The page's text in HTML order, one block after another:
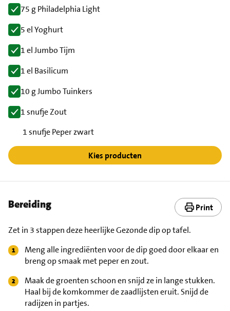
75 g Philadelphia Light
5 el Yoghurt
1 el Jumbo Tijm
1 el Basilicum
10 g Jumbo Tuinkers
1 snufje Zout
1 snufje Peper zwart
Kies producten
Bereiding Print
Zet in 3 stappen deze heerlijke Gezonde dip op tafel.
Meng alle ingrediënten voor de dip goed door elkaar en
breng op smaak met peper en zout.
Maak de groenten schoon en snijd ze in lange stukken.
Haal bij de komkommer de zaadlijsten eruit. Snijd de
radijzen in partjes.